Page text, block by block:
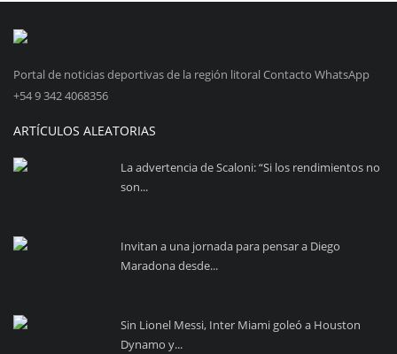
Portal de noticias deportivas de la región litoral Contacto WhatsApp
+54 9 342 4068356
ARTÍCULOS ALEATORIAS
La advertencia de Scaloni: “Si los rendimientos no
son...
Invitan a una jornada para pensar a Diego
Maradona desde...
Sin Lionel Messi, Inter Miami goleó a Houston
Dynamo y...